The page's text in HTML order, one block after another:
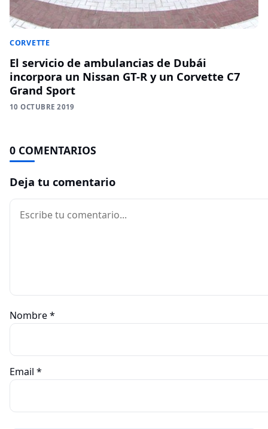
CORVETTE
El servicio de ambulancias de Dubái
incorpora un Nissan GT-R y un Corvette C7
Grand Sport
10 OCTUBRE 2019
0 COMENTARIOS
Deja tu comentario
Comentario
Nombre*
Email *